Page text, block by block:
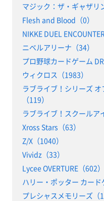
マジック：ザ・ギャザリ
Flesh and Blood（0）
NIKKE DUEL
ニベルアリーナ（34）
プロ野球カードゲーム
ウィクロス（1983）
ラブライブ！シリーズ
（119）
ラブライブ！スクールア
Xross Stars（63）
Z/X（1040）
Vividz（33）
Lycee OVERTURE（602）
ハリー・ポッター カード
プレシャスメモリーズ（